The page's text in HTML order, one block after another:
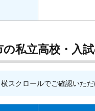
私立高校・入
横スクロールでご確認いただ